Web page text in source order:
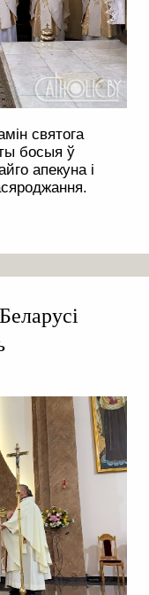
святога
босыя ў
апекуна і